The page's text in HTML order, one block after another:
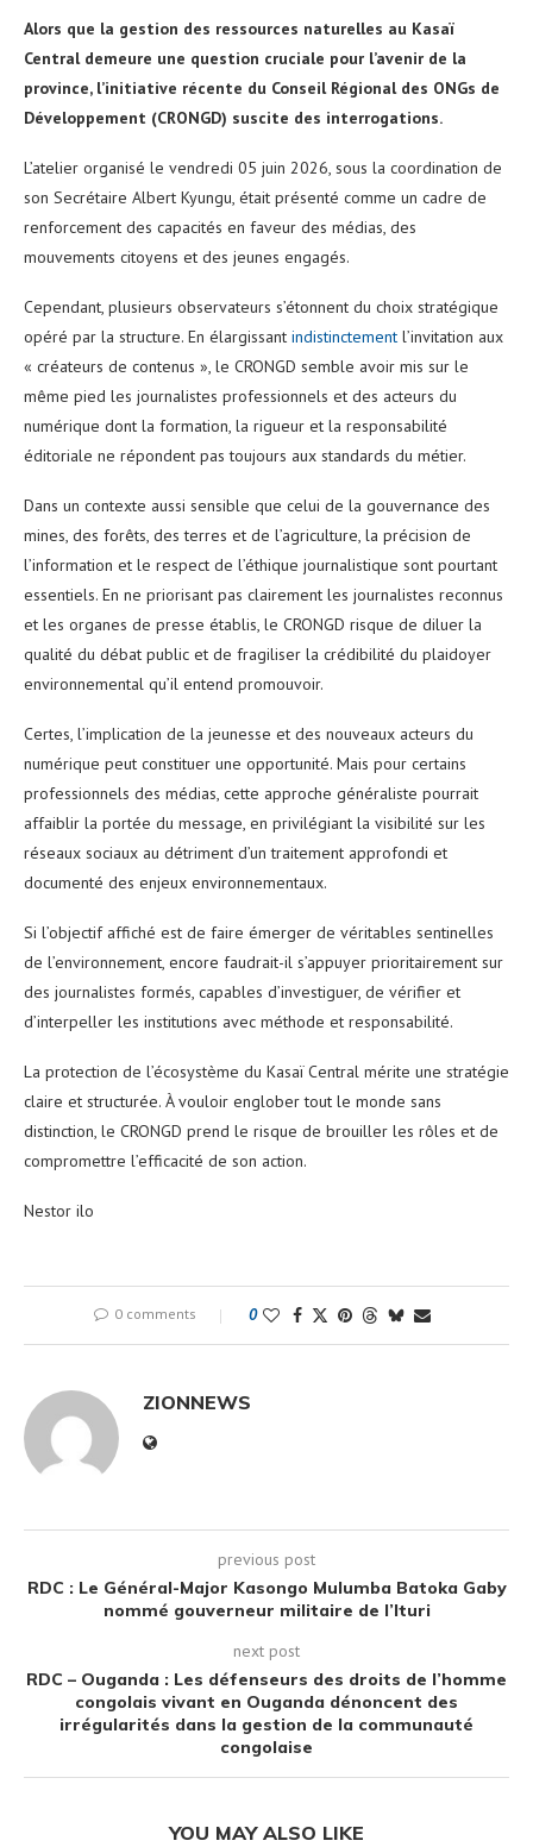
Alors que la gestion des ressources naturelles au Kasaï
Central demeure une question cruciale pour l’avenir de la
province, l’initiative récente du Conseil Régional des ONGs de
Développement (CRONGD) suscite des interrogations.
L’atelier organisé le vendredi 05 juin 2026, sous la coordination de
son Secrétaire Albert Kyungu, était présenté comme un cadre de
renforcement des capacités en faveur des médias, des
mouvements citoyens et des jeunes engagés.
Cependant, plusieurs observateurs s’étonnent du choix stratégique
opéré par la structure. En élargissant indistinctement l’invitation aux
« créateurs de contenus », le CRONGD semble avoir mis sur le
même pied les journalistes professionnels et des acteurs du
numérique dont la formation, la rigueur et la responsabilité
éditoriale ne répondent pas toujours aux standards du métier.
Dans un contexte aussi sensible que celui de la gouvernance des
mines, des forêts, des terres et de l’agriculture, la précision de
l’information et le respect de l’éthique journalistique sont pourtant
essentiels. En ne priorisant pas clairement les journalistes reconnus
et les organes de presse établis, le CRONGD risque de diluer la
qualité du débat public et de fragiliser la crédibilité du plaidoyer
environnemental qu’il entend promouvoir.
Certes, l’implication de la jeunesse et des nouveaux acteurs du
numérique peut constituer une opportunité. Mais pour certains
professionnels des médias, cette approche généraliste pourrait
affaiblir la portée du message, en privilégiant la visibilité sur les
réseaux sociaux au détriment d’un traitement approfondi et
documenté des enjeux environnementaux.
Si l’objectif affiché est de faire émerger de véritables sentinelles
de l’environnement, encore faudrait-il s’appuyer prioritairement sur
des journalistes formés, capables d’investiguer, de vérifier et
d’interpeller les institutions avec méthode et responsabilité.
La protection de l’écosystème du Kasaï Central mérite une stratégie
claire et structurée. À vouloir englober tout le monde sans
distinction, le CRONGD prend le risque de brouiller les rôles et de
compromettre l’efficacité de son action.
Nestor ilo
0 comments 0
ZIONNEWS
previous post
RDC : Le Général-Major Kasongo Mulumba Batoka Gaby
nommé gouverneur militaire de l’Ituri
next post
RDC – Ouganda : Les défenseurs des droits de l’homme
congolais vivant en Ouganda dénoncent des
irrégularités dans la gestion de la communauté
congolaise
YOU MAY ALSO LIKE